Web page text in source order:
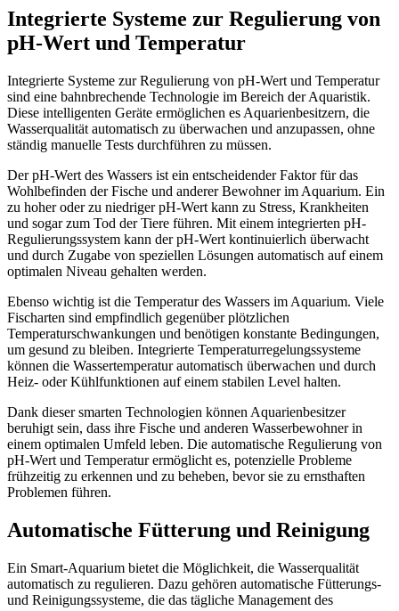
Integrierte Systeme zur Regulierung von
pH-Wert und Temperatur
Integrierte Systeme zur Regulierung von pH-Wert und Temperatur
sind eine bahnbrechende Technologie im Bereich der Aquaristik.
Diese intelligenten Geräte ermöglichen es Aquarienbesitzern, die
Wasserqualität automatisch zu überwachen und anzupassen, ohne
ständig manuelle Tests durchführen zu müssen.
Der pH-Wert des Wassers ist ein entscheidender Faktor für das
Wohlbefinden der Fische und anderer Bewohner im Aquarium. Ein
zu hoher oder zu niedriger pH-Wert kann zu Stress, Krankheiten
und sogar zum Tod der Tiere führen. Mit einem integrierten pH-
Regulierungssystem kann der pH-Wert kontinuierlich überwacht
und durch Zugabe von speziellen Lösungen automatisch auf einem
optimalen Niveau gehalten werden.
Ebenso wichtig ist die Temperatur des Wassers im Aquarium. Viele
Fischarten sind empfindlich gegenüber plötzlichen
Temperaturschwankungen und benötigen konstante Bedingungen,
um gesund zu bleiben. Integrierte Temperaturregelungssysteme
können die Wassertemperatur automatisch überwachen und durch
Heiz- oder Kühlfunktionen auf einem stabilen Level halten.
Dank dieser smarten Technologien können Aquarienbesitzer
beruhigt sein, dass ihre Fische und anderen Wasserbewohner in
einem optimalen Umfeld leben. Die automatische Regulierung von
pH-Wert und Temperatur ermöglicht es, potenzielle Probleme
frühzeitig zu erkennen und zu beheben, bevor sie zu ernsthaften
Problemen führen.
Automatische Fütterung und Reinigung
Ein Smart-Aquarium bietet die Möglichkeit, die Wasserqualität
automatisch zu regulieren. Dazu gehören automatische Fütterungs-
und Reinigungssysteme, die das tägliche Management des